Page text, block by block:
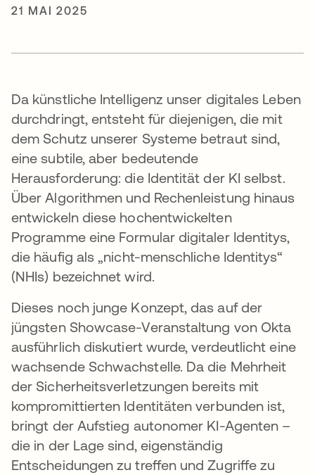
21 MAI 2025
Da künstliche Intelligenz unser digitales Leben
durchdringt, entsteht für diejenigen, die mit
dem Schutz unserer Systeme betraut sind,
eine subtile, aber bedeutende
Herausforderung: die Identität der KI selbst.
Über Algorithmen und Rechenleistung hinaus
entwickeln diese hochentwickelten
Programme eine Formular digitaler Identitys,
die häufig als „nicht-menschliche Identitys“
(NHIs) bezeichnet wird.
Dieses noch junge Konzept, das auf der
jüngsten Showcase-Veranstaltung von Okta
ausführlich diskutiert wurde, verdeutlicht eine
wachsende Schwachstelle. Da die Mehrheit
der Sicherheitsverletzungen bereits mit
kompromittierten Identitäten verbunden ist,
bringt der Aufstieg autonomer KI-Agenten –
die in der Lage sind, eigenständig
Entscheidungen zu treffen und Zugriffe zu